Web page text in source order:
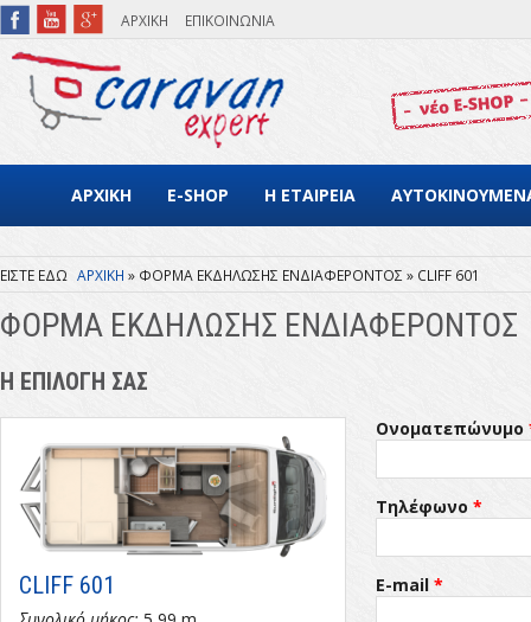
Παράκαμψη προς το κυρίως περιεχόμενο
ΑΡΧΙΚΗ ΕΠΙΚΟΙΝΩΝΙΑ
ΑΡΧΙΚΗ E-SHOP Η ΕΤΑΙΡΕΙΑ
Είστε εδώ
ΑΡΧΙΚΗ ΦΟΡΜΑ ΕΚΔΗΛΩΣΗΣ ΕΝΔΙΑΦΕΡΟΝΤΟΣ CLIFF 601
ΦΟΡΜΑ ΕΚΔΗΛΩΣΗΣ ΕΝΔΙΑΦΕΡΟΝΤΟΣ
Η ΕΠΙΛΟΓΗ ΣΑΣ
CLIFF 601
Ονοματεπώνυμο
Τηλέφωνο *
E-mail *